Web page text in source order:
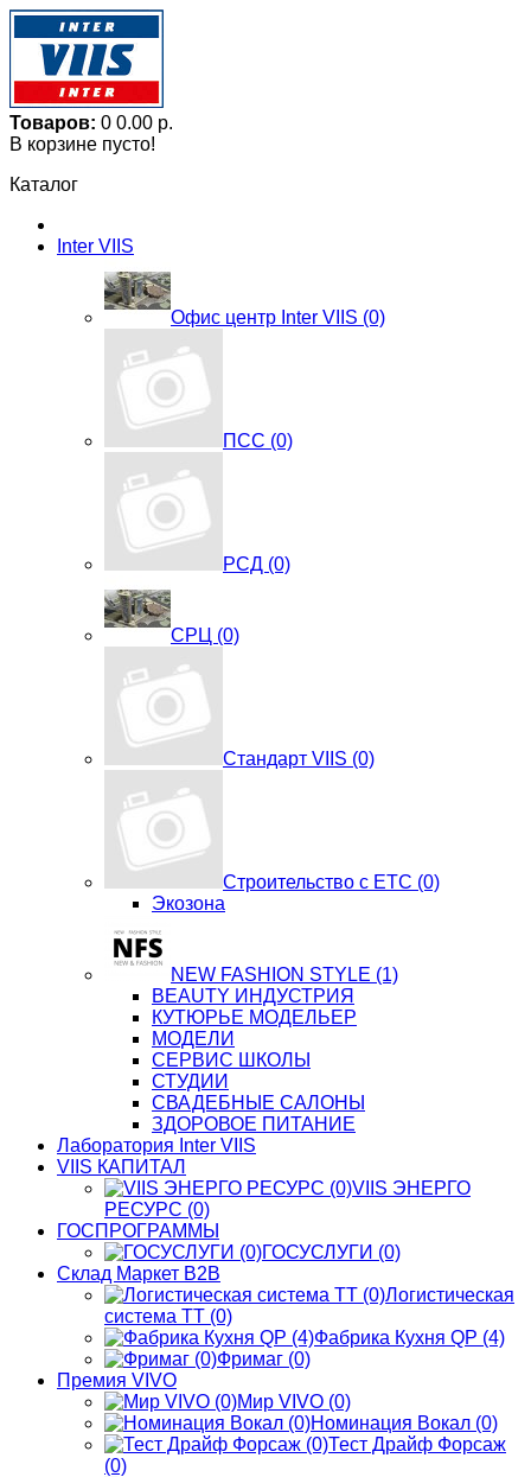
Товаров: 0 0.00 р.
В корзине пусто!
Каталог
Inter VIIS
Офис центр Inter VIIS (0)
ПСС (0)
РСД (0)
СРЦ (0)
Стандарт VIIS (0)
Строительство с ЕТС (0)
Экозона
NEW FASHION STYLE (1)
BЕАUTY ИНДУСТРИЯ
КУТЮРЬЕ МОДЕЛЬЕР
МОДЕЛИ
СЕРВИС ШКОЛЫ
СТУДИИ
СВАДЕБНЫЕ САЛОНЫ
ЗДОРОВОЕ ПИТАНИЕ
Лаборатория Inter VIIS
VIIS КАПИТАЛ
VIIS ЭНЕРГО
РЕСУРС (0)
ГОСПРОГРАММЫ
ГОСУСЛУГИ (0)
Склад Маркет В2В
Логистическая
система ТТ (0)
Фабрика Кухня QP (4)
Фримаг (0)
Премия VIVO
Мир VIVO (0)
Номинация Вокал (0)
Тест Драйф Форсаж
(0)